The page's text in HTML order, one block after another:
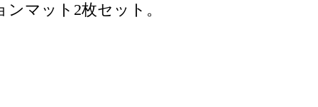
マット2枚セット。